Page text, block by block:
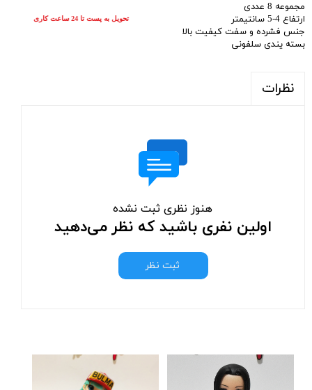
مجموعه 8 عددی
ارتفاع 4-5 سانتیمتر
جنس فشرده و سفت کیفیت بالا
بسته یندی سلفونی
نظرات
هنوز نظری ثبت نشده
اولین نفری باشید که نظر می‌دهید
ثبت نظر
تحویل به پست تا 24 ساعت کاری